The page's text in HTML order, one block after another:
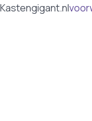
Kastengigant.nl